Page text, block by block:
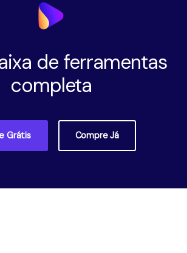
de ferramentas
completa
Grátis Compre Já